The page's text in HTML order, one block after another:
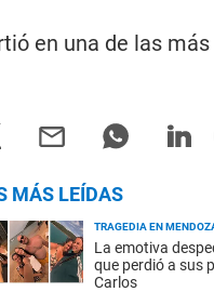
en una de las
MÁS LEÍDAS
TRAGEDIA EN
La emotiva
que perdió a sus
Carlos